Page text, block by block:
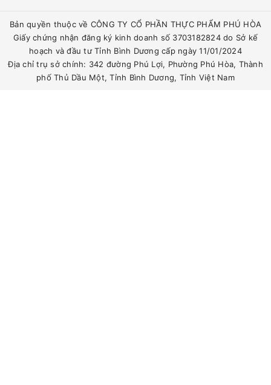
Bản quyền thuộc về CÔNG TY CỔ PHẦN THỰC PHẨM PHÚ HÒA
Giấy chứng nhận đăng ký kinh doanh số 3703182824 do Sở kế
hoạch và đầu tư Tỉnh Bình Dương cấp ngày 11/01/2024
Địa chỉ trụ sở chính: 342 đường Phú Lợi, Phường Phú Hòa, Thành
phố Thủ Dầu Một, Tỉnh Bình Dương, Tỉnh Việt Nam